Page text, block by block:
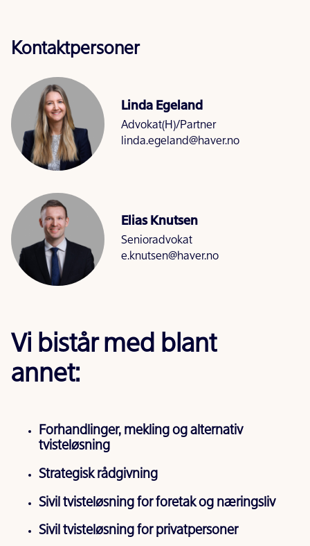
Kontaktpersoner
Linda Egeland
Advokat(H)/Partner
linda.egeland@haver.no
Elias Knutsen
Senioradvokat
e.knutsen@haver.no
Vi bistår med blant
annet:
Forhandlinger, mekling og alternativ
tvisteløsning
Strategisk rådgivning
Sivil tvisteløsning for foretak og næringsliv
Sivil tvisteløsning for privatpersoner